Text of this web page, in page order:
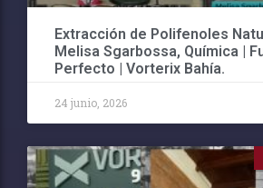
Extracción de Polifenoles
Melisa Sgarbossa, Química |
Perfecto | Vorterix Bahía.
24 junio, 2026